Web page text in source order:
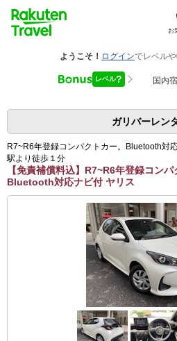
お
ガリバーレン
R7~R6年登録コンパクトカー。Bluetooth対
駅より徒歩１分
【免責補償料込】R7~R6年登録コンパ
Bluetooth対応ナビ付 ヤリス